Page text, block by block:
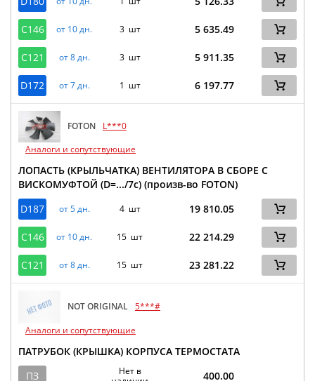
C146 от 10 дн. 3 шт 5 635.49
C121 от 8 дн. 3 шт 5 911.35
D172 от 7 дн. 1 шт 6 197.77
FOTON
L***0
Аналоги и сопутствующие
ЛОПАСТЬ (КРЫЛЬЧАТКА) ВЕНТИЛЯТОРА В СБОРЕ С
ВИСКОМУФТОЙ (D=.../7c) (произв-во FOTON)
D187
от 5 дн. 4 шт 19 810.05
C146 от 10 дн. 15 шт 22 214.29
C121 от 8 дн. 15 шт 23 281.22
NOT ORIGINAL 5***#
Аналоги и сопутствующие
ПАТРУБОК (КРЫШКА) КОРПУСА ТЕРМОСТАТА
ПЗ
Нет в
400.00